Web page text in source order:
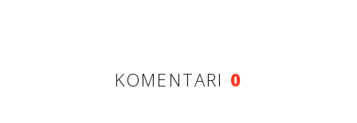
KOMENTARI 0